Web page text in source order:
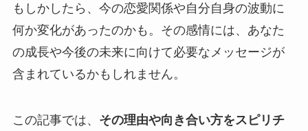
もしかしたら、今の恋愛関係や自分自身の波動に
何か変化があったのかも。その感情には、あなた
の成長や今後の未来に向けて必要なメッセージが
含まれているかもしれません。
この記事では、 その理由や向き合い方をスピリチ